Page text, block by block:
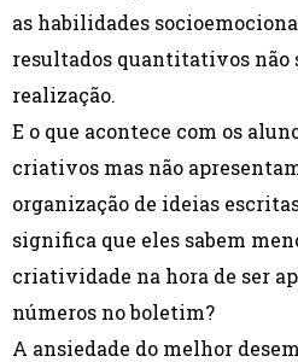
as habilidades
resultados quantitativos não
realização.
E o que acontece com os
criativos mas não
organização de ideias
significa que eles sabem
criatividade na hora de ser
números no boletim?
A ansiedade do melhor